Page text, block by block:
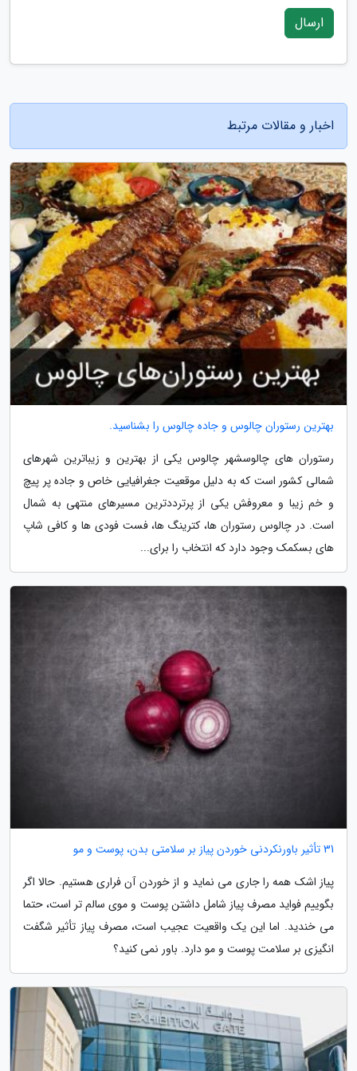
ارسال
اخبار و مقالات مرتبط
بهترین رستوران چالوس و جاده چالوس را بشناسید.
رستوران های چالوسشهر چالوس یکی از بهترین و زیباترین شهرهای
شمالی کشور است که به دلیل موقعیت جغرافیایی خاص و جاده پر پیچ
و خم زیبا و معروفش یکی از پرترددترین مسیرهای منتهی به شمال
است. در چالوس رستوران ها، کترینگ ها، فست فودی ها و کافی شاپ
های بسکمک وجود دارد که انتخاب را برای...
31 تأثیر باورنکردنی خوردن پیاز بر سلامتی بدن، پوست و مو
پیاز اشک همه را جاری می نماید و از خوردن آن فراری هستیم. حالا اگر
بگوییم فواید مصرف پیاز شامل داشتن پوست و موی سالم تر است، حتما
می خندید. اما این یک واقعیت عجیب است، مصرف پیاز تأثیر شگفت
انگیزی بر سلامت پوست و مو دارد. باور نمی کنید؟